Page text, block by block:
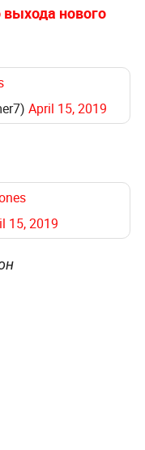
нового
April 15, 2019
15, 2019